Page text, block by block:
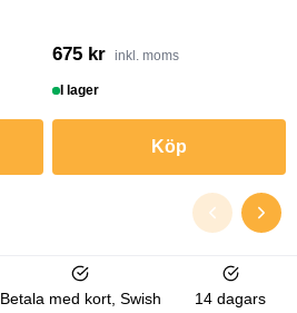
675 kr inkl. moms
I lager
Köp
Betala med kort, Swish
14 dagars